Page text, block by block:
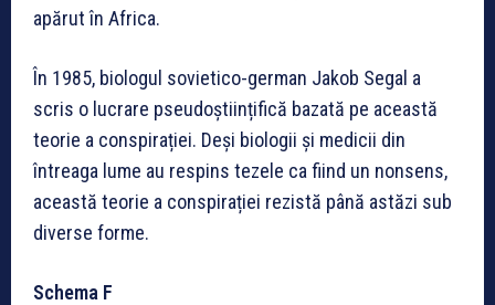
apărut în Africa.
În 1985, biologul sovietico-german Jakob Segal a
scris o lucrare pseudoștiințifică bazată pe această
teorie a conspirației. Deși biologii și medicii din
întreaga lume au respins tezele ca fiind un nonsens,
această teorie a conspirației rezistă până astăzi sub
diverse forme.
Schema F